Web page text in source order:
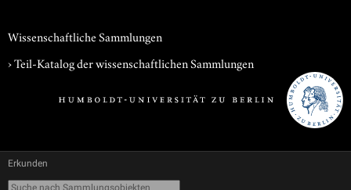
Wissenschaftliche Sammlungen
› Teil-Katalog der wissenschaftlichen Sammlungen
Erkunden